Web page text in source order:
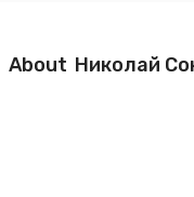
About Николай